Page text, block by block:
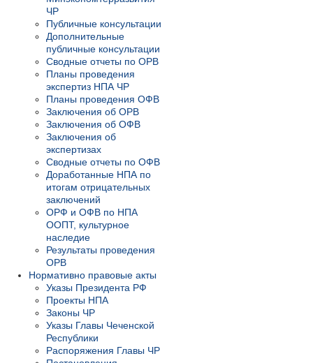
ЧР
Публичные консультации
Дополнительные
публичные консультации
Сводные отчеты по ОРВ
Планы проведения
экспертиз НПА ЧР
Планы проведения ОФВ
Заключения об ОРВ
Заключения об ОФВ
Заключения об
экспертизах
Сводные отчеты по ОФВ
Доработанные НПА по
итогам отрицательных
заключений
ОРФ и ОФВ по НПА
ООПТ, культурное
наследие
Результаты проведения
ОРВ
Нормативно правовые акты
Указы Президента РФ
Проекты НПА
Законы ЧР
Указы Главы Чеченской
Республики
Распоряжения Главы ЧР